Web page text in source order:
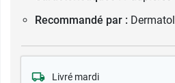
Recommandé par :
Livré mardi